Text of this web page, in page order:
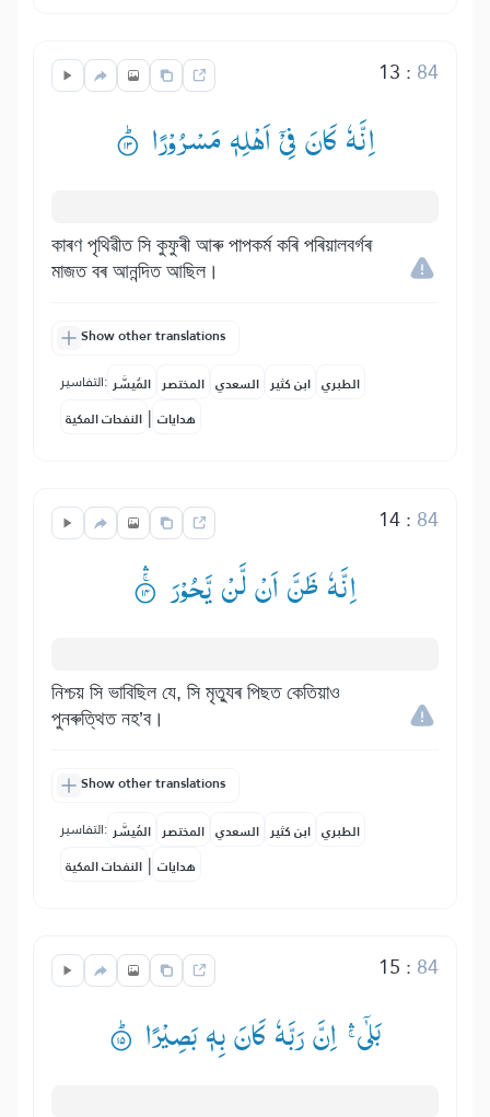
13 : 84
اِنَّهٗ كَانَ فِیْۤ اَهْلِهٖ مَسْرُوْرًا ۟ؕ
কাৰণ পৃথিৱীত সি কুফুৰী আৰু পাপকৰ্ম কৰি পৰিয়ালবৰ্গৰ
মাজত বৰ আনন্দিত আছিল।
Show other translations
التفاسير: المُيسَّر المختصر السعدي ابن كثير الطبري
النفحات المكية | هدايات
14: 84
اِنَّهٗ ظَنَّ اَنْ لَّنْ یَّحُوْرَ ۟ۚۛ
নিশ্চয় সি ভাবিছিল যে, সি মৃত্যুৰ পিছত কেতিয়াও
পুনৰুত্থিত নহ’ব।
Show other translations
التفاسير: المُيسَّر المختصر السعدي ابن كثير الطبري
النفحات المكية | هدايات
15 : 84
بَلٰۤی ۛۚ— اِنَّ رَبَّهٗ كَانَ بِهٖ بَصِیْرًا ۟ؕ